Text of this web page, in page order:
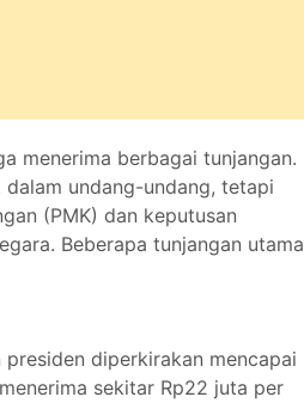
menerima berbagai tunjangan.
undang-undang, tetapi
(PMK) dan keputusan
Beberapa tunjangan utama
diperkirakan mencapai
sekitar Rp22 juta per